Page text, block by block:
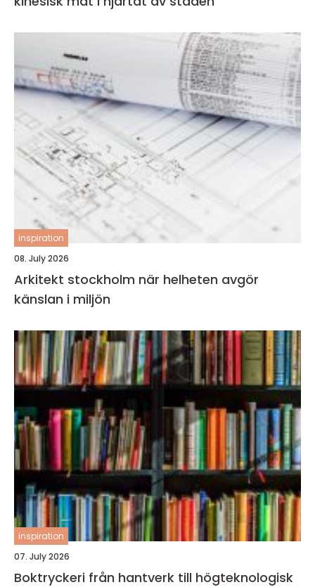
inspiration
08. July 2026
Arkitekt stockholm när helheten avgör
känslan i miljön
inspiration
07. July 2026
Boktryckeri från hantverk till högteknologisk